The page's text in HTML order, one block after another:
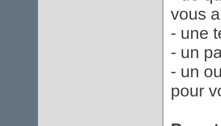
vous
- une
- un
- un
pour